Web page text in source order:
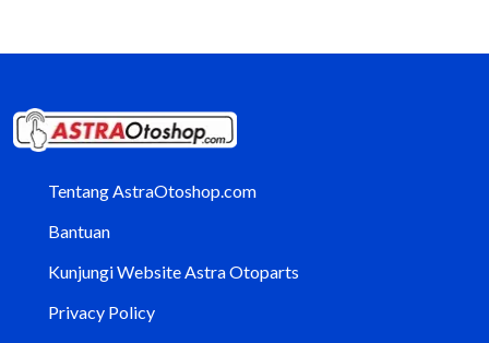
Tentang AstraOtoshop.com
Bantuan
Kunjungi Website Astra Otoparts
Privacy Policy